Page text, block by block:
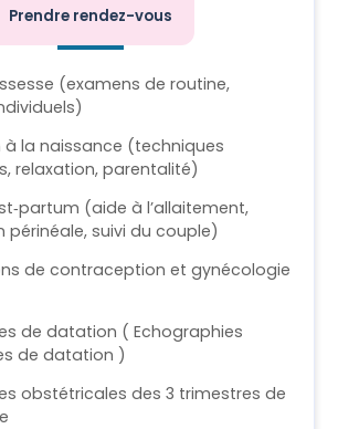
Prendre rendez-vous
(examens de routine,
à la naissance (techniques
relaxation, parentalité)
(aide à l’allaitement,
périnéale, suivi du couple)
de contraception et gynécologie
de datation ( Echographies
de datation )
obstétricales des 3 trimestres de